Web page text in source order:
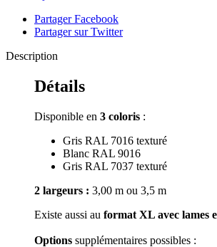
Partager Facebook
Partager sur Twitter
Description
Détails
Disponible en 3 coloris :
Gris RAL 7016 texturé
Blanc RAL 9016
Gris RAL 7037 texturé
2 largeurs : 3,00 m ou 3,5 m
Existe aussi au format XL avec lames
Options supplémentaires possibles :